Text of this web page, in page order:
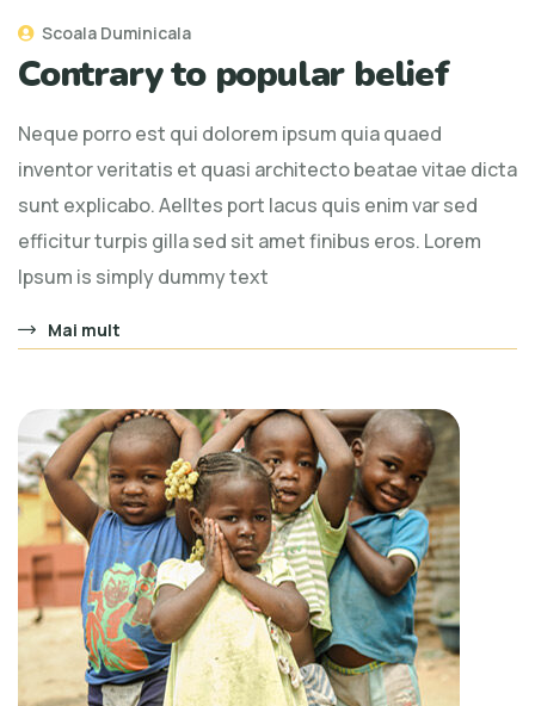
Scoala Duminicala
Contrary to popular belief
Neque porro est qui dolorem ipsum quia quaed
inventor veritatis et quasi architecto beatae vitae dicta
sunt explicabo. Aelltes port lacus quis enim var sed
efficitur turpis gilla sed sit amet finibus eros. Lorem
Ipsum is simply dummy text
Mai mult